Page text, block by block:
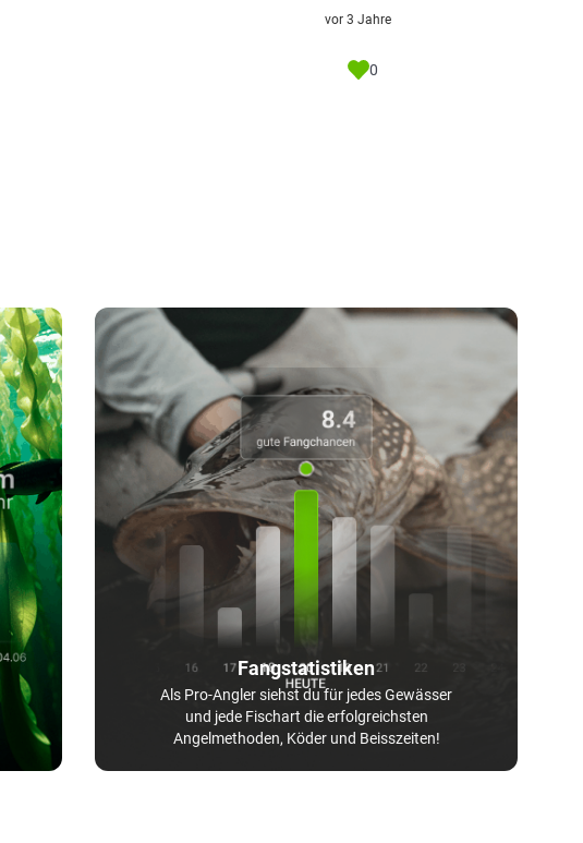
vor 3 Jahre
0
Fangstatistiken
Als Pro-Angler siehst du für jedes Gewässer
und jede Fischart die erfolgreichsten
Angelmethoden, Köder und Beisszeiten!